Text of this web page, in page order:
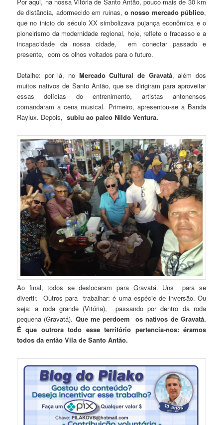
de distância, adormecido em ruinas, o nosso mercado público,
que no inicio do século XX simbolizava pujança econômica e o
pioneirismo da modernidade regional, hoje, reflete o fracasso e a
incapacidade da nossa cidade, em conectar passado e
presente, com os olhos voltados para o futuro.
Detalhe: por lá, no Mercado Cultural de Gravatá, além dos
muitos nativos de Santo Antão, que se dirigiram para aproveitar
essas delícias do entrenimento, artistas antonenses
comandaram a cena musical. Primeiro, apresentou-se a Banda
Raylux. Depois,subiu ao palco Nildo Ventura.
Ao final, todos se deslocaram para Gravatá. Uns para se
divertir. Outros para trabalhar: é uma espécie de inversão. Ou
seja: a roda grande (Vitória), passando por dentro da roda
pequena (Gravatá). Que me perdoem os nativos de Gravatá.
É que outrora todo esse território pertencia-nos: éramos
todos da então Vila de Santo Antão.